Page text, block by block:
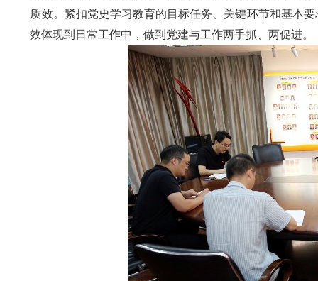
质效。 紧扣党史学习教育的目标任务、关键环节和基本要
效体现到 日常工作中 ，做到 党建与工作两手抓、两促进。